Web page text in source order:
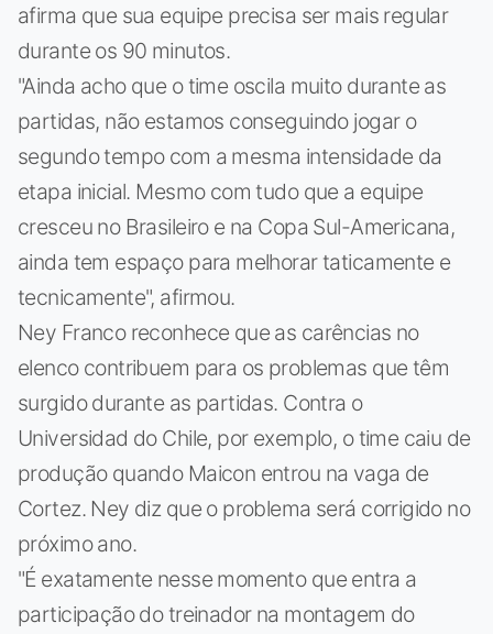
afirma que sua equipe precisa ser mais regular
durante os 90 minutos.
"Ainda acho que o time oscila muito durante as
partidas, não estamos conseguindo jogar o
segundo tempo com a mesma intensidade da
etapa inicial. Mesmo com tudo que a equipe
cresceu no Brasileiro e na Copa Sul-Americana,
ainda tem espaço para melhorar taticamente e
tecnicamente", afirmou.
Ney Franco reconhece que as carências no
elenco contribuem para os problemas que têm
surgido durante as partidas. Contra o
Universidad do Chile, por exemplo, o time caiu de
produção quando Maicon entrou na vaga de
Cortez. Ney diz que o problema será corrigido no
próximo ano.
"É exatamente nesse momento que entra a
participação do treinador na montagem do